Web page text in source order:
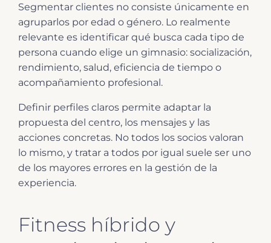
Segmentar clientes no consiste únicamente en
agruparlos por edad o género. Lo realmente
relevante es identificar qué busca cada tipo de
persona cuando elige un gimnasio: socialización,
rendimiento, salud, eficiencia de tiempo o
acompañamiento profesional.
Definir perfiles claros permite adaptar la
propuesta del centro, los mensajes y las
acciones concretas. No todos los socios valoran
lo mismo, y tratar a todos por igual suele ser uno
de los mayores errores en la gestión de la
experiencia.
Fitness híbrido y